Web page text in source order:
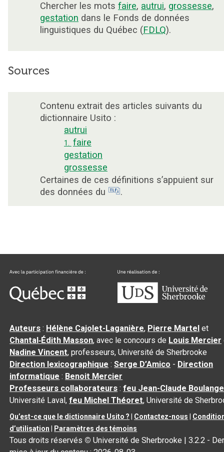
Chercher les mots faire, autrui, grossesse,
gestation dans le Fonds de données
linguistiques du Québec (FDLQ).
Sources
Contenu extrait des articles suivants du
dictionnaire Usito :
autrui
1. faire
gestation
grossesse
Certaines de ces définitions s’appuient sur
des données du
.
Auteurs : Hélène Cajolet-Laganière, Pierre Martel et
Chantal‑Édith Masson, avec le concours de Louis Mercier
Nadine Vincent, professeurs, Université de Sherbrooke
Direction lexicographique :Serge D’Amico - Direction
informatique : Benoit Mercier
Professeurs collaborateurs :feu Jean-Claude
Université Laval,feu Michel Théoret, Université de
Qu’est-ce que le dictionnaire Usito ? Contactez-nous
d’utilisation
Paramètres des témoins
Tous droits réservés © Université de Sherbrooke |3.2.2 -